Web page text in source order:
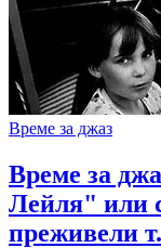
Време за джаз
Време за
Лейля" или
преживели